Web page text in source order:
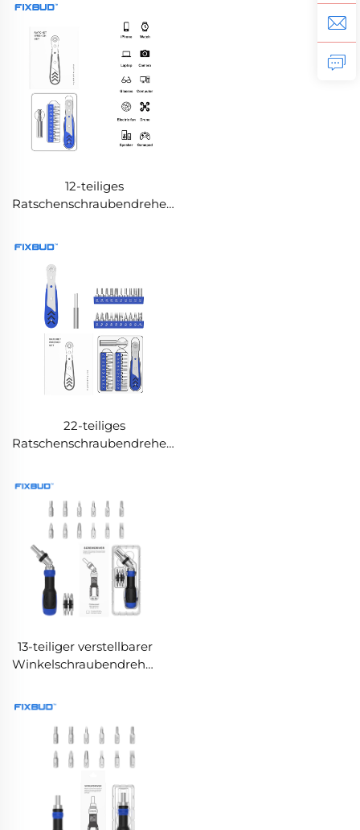
12-teiliges
Ratschenschraubendreher-
22-teiliges
Ratschenschraubendreher-
13-teiliger verstellbarer
Winkelschraubendreher
drehbarem Griff